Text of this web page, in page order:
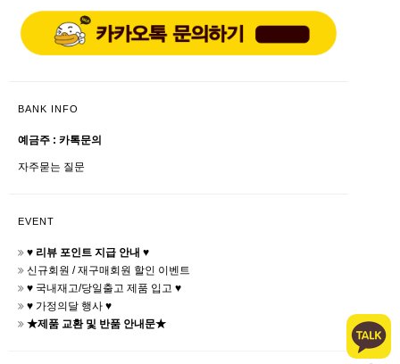
BANK INFO
예금주 : 카톡문의
자주묻는 질문
EVENT
♥ 리뷰 포인트 지급 안내 ♥
신규회원 / 재구매회원 할인 이벤트
♥ 국내재고/당일출고 제품 입고 ♥
♥ 가정의달 행사 ♥
★제품 교환 및 반품 안내문★